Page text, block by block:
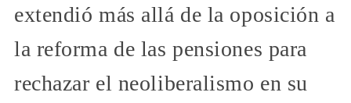
extendió más allá de la oposición a
la reforma de las pensiones para
rechazar el neoliberalismo en su